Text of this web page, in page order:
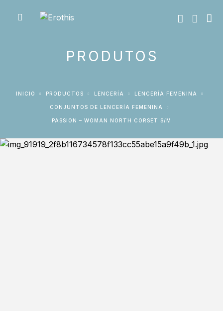
PRODUTOS
INICIO PRODUCTOS LENCERÍA LENCERÍA FEMENINA
CONJUNTOS DE LENCERÍA FEMENINA
PASSION – WOMAN NORTH CORSET S/M